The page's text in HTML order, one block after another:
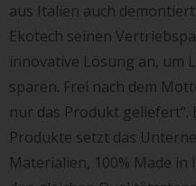
aus Italien auch
Ekotech seinen
innovative Lösung an, um
sparen. Frei nach dem
nur das Produkt
Produkte setzt das
Materialien, 100% Made